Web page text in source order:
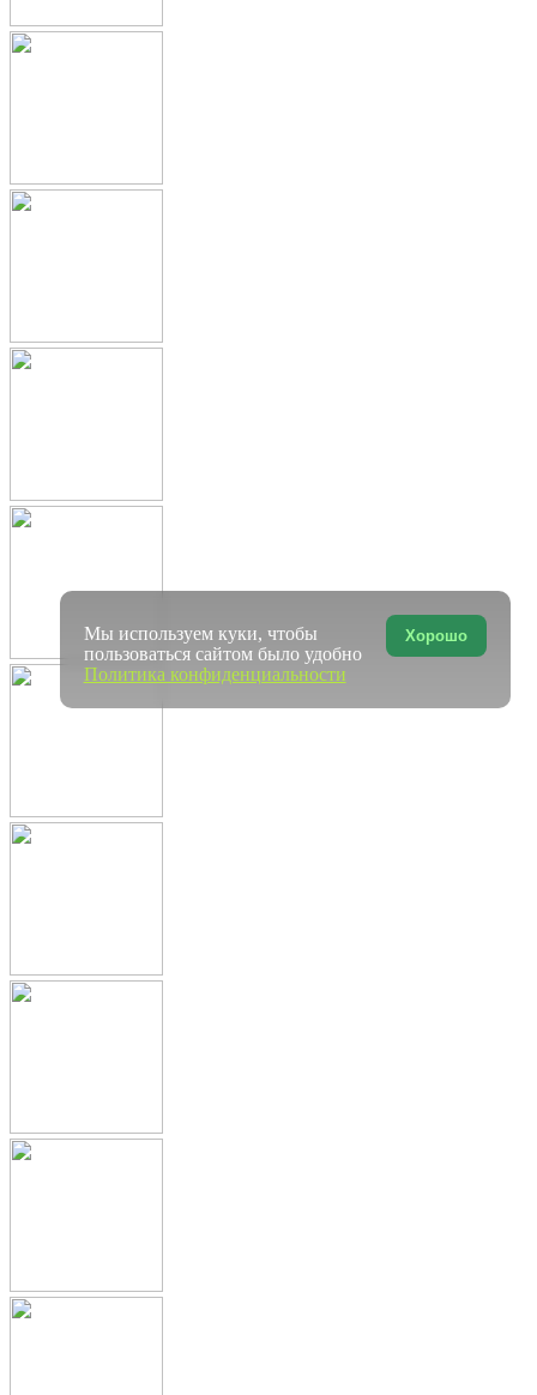
Хорошо
Мы используем куки, чтобы
пользоваться сайтом было удобно
Политика конфиденциальности